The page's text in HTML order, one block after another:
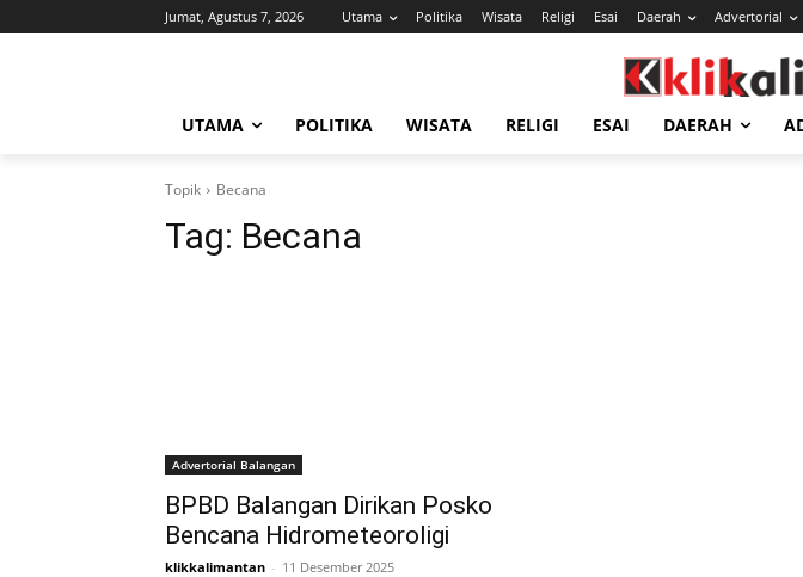
Jumat, Agustus 7, 2026 Utama Politika Wisata Religi Esai Daerah Advertorial
UTAMA POLITIKA WISATA RELIGI ESAI DAERAH
Topik Becana
Tag: Becana
Advertorial Balangan
BPBD Balangan Dirikan Posko
Bencana Hidrometeoroligi
klikkalimantan - 11 Desember 2025